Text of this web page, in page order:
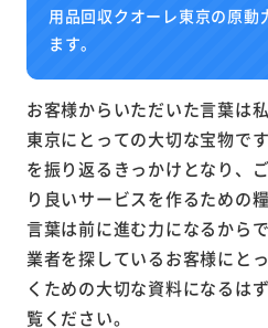
用品回収クオーレ東京の原動
ます。
お客様からいただいた言葉は
東京にとっての大切な宝物で
を振り返るきっかけとなり、
り良いサービスを作るための
言葉は前に進む力になるから
業者を探しているお客様にと
くための大切な資料になるは
覧ください。